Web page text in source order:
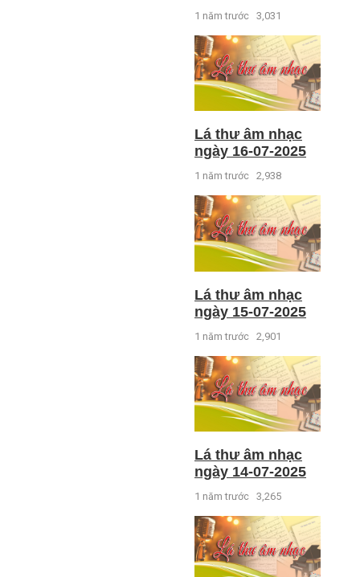
1 năm trước 3,031
Lá thư âm nhạc
ngày 16-07-2025
1 năm trước 2,938
Lá thư âm nhạc
ngày 15-07-2025
1 năm trước 2,901
Lá thư âm nhạc
ngày 14-07-2025
1 năm trước 3,265